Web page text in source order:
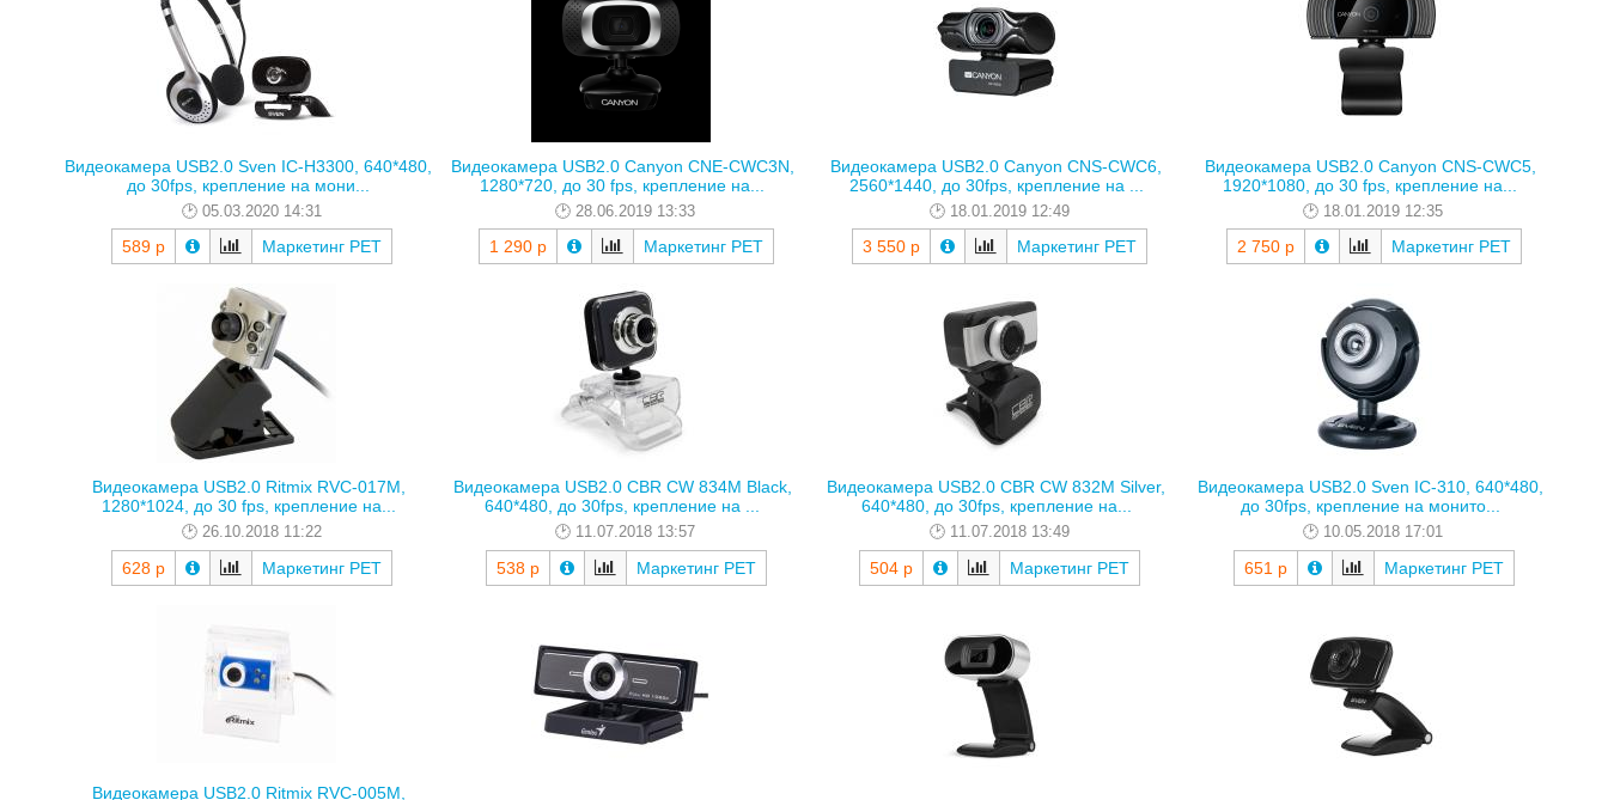
Видеокамера USB2.0 Sven IC-H3300, 640*480,
до 30fps, крепление на мони...
05.03.2020 14:31
589 р Маркетинг РЕТ
Видеокамера USB2.0 Canyon CNE-CWC3N,
1280*720, до 30 fps, крепление на...
28.06.2019 13:33
1 290 р Маркетинг РЕТ
Видеокамера USB2.0 Canyon CNS-CWC6,
2560*1440, до 30fps, крепление на ...
18.01.2019 12:49
3 550 р Маркетинг РЕТ
Видеокамера USB2.0 Canyon CNS-CWC5,
1920*1080, до 30 fps, крепление на...
18.01.2019 12:35
2 750 р Маркетинг РЕТ
Видеокамера USB2.0 Ritmix RVC-017M,
1280*1024, до 30 fps, крепление на...
26.10.2018 11:22
628 р Маркетинг РЕТ
Видеокамера USB2.0 CBR CW 834M Black,
640*480, до 30fps, крепление на ...
11.07.2018 13:57
538 р Маркетинг РЕТ
Видеокамера USB2.0 CBR CW 832M Silver,
640*480, до 30fps, крепление на...
11.07.2018 13:49
504 р Маркетинг РЕТ
Видеокамера USB2.0 Sven IC-310, 640*480,
до 30fps, крепление на монито...
10.05.2018 17:01
651 р Маркетинг РЕТ
Видеокамера USB2.0 Ritmix RVC-005M,